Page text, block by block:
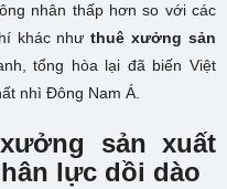
nhân thấp hơn so với các
khác nhưthuê xưởng sản
tổng hòa lại đã biến Việt
nhì Đông Nam Á.
sản xuất
lực dồi dào